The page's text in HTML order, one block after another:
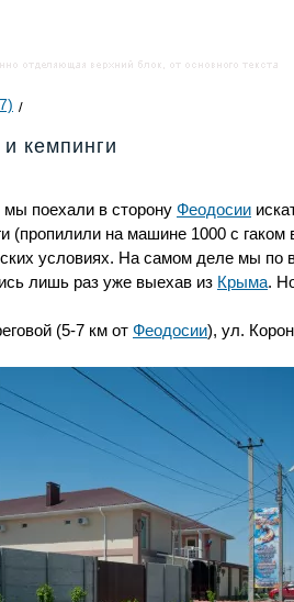
кемпинги
мы поехали в сторону Феодосии
(пропилили на машине 1000 с
условиях. На самом деле мы по
лишь раз уже выехав из Крыма.
(5-7 км от Феодосии), ул.